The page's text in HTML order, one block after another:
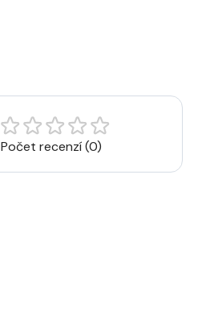
Počet recenzí (0)